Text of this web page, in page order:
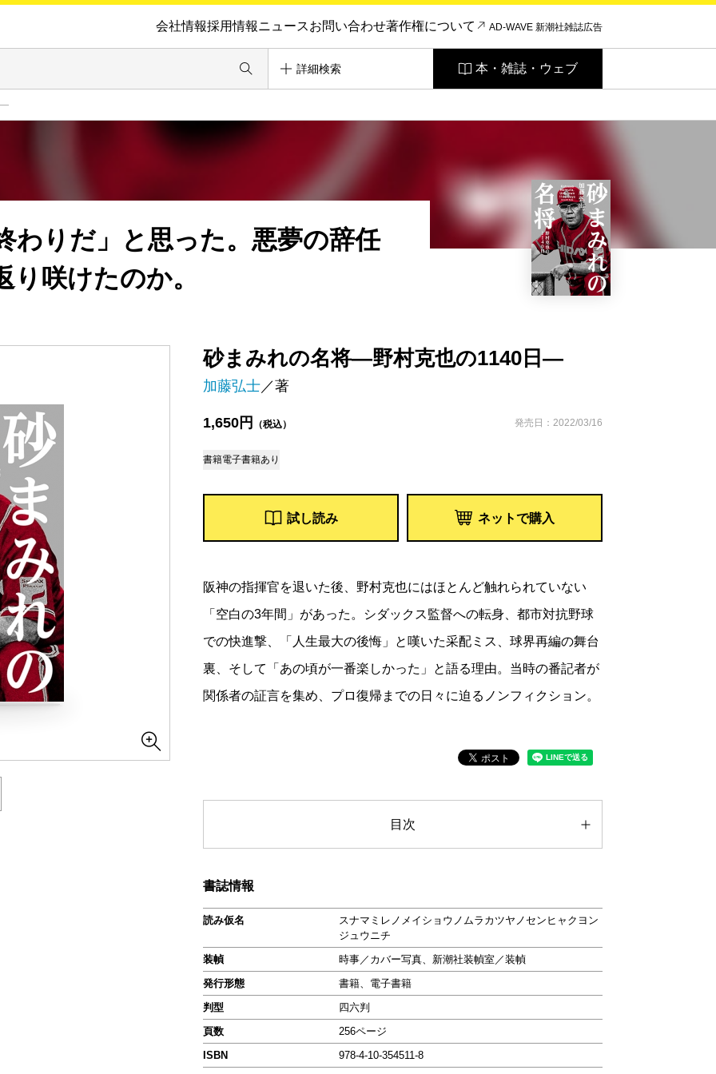
会社情報採用情報ニュースお問い合わせ著作権について AD-WAVE 新潮社雑誌広告
詳細検索 本・雑誌・ウェブ
―
砂まみれの名将―野村克也の1140日―
加藤弘士／著
1,650円 （税込） 発売日：2022/03/16
書籍電子書籍あり
試し読み ネットで購入
わりだ」と思った。悪夢の辞任
咲けたのか。
阪神の指揮官を退いた後、野村克也にはほとんど触れられていない
「空白の3年間」があった。シダックス監督への転身、都市対抗野球
での快進撃、「人生最大の後悔」と嘆いた采配ミス、球界再編の舞台
裏、そして「あの頃が一番楽しかった」と語る理由。当時の番記者が
関係者の証言を集め、プロ復帰までの日々に迫るノンフィクション。
目次
書誌情報
読み仮名
スナマミレノメイショウノムラカツヤノセンヒャクヨン
ジュウニチ
装幀
時事／カバー写真、新潮社装幀室／装幀
発行形態
書籍、電子書籍
判型
四六判
頁数
256ページ
ISBN
978-4-10-354511-8